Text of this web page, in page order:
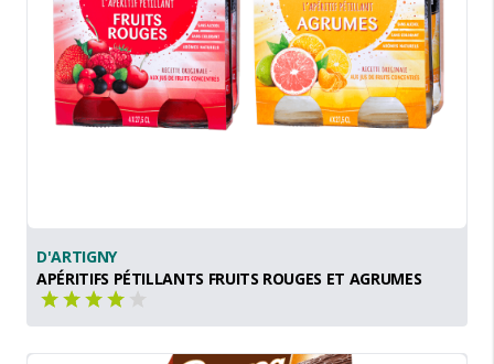
D'ARTIGNY
APÉRITIFS PÉTILLANTS FRUITS ROUGES ET AGRUMES